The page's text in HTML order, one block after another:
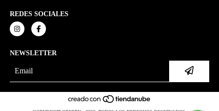
REDES SOCIALES
NEWSLETTER